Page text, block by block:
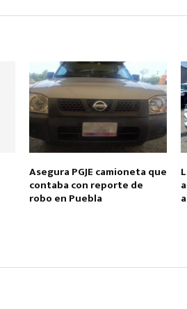
Asegura PGJE camioneta que
contaba con reporte de
robo en Puebla
Reply Retweet Favorite